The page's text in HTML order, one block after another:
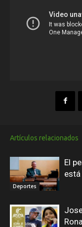
Artículos relacionados
Deportes
El